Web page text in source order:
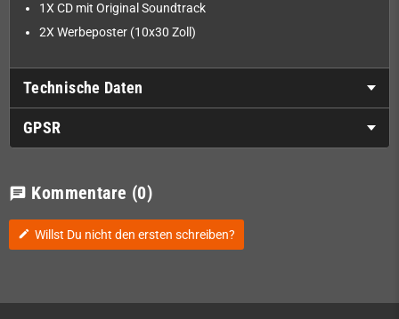
1X CD mit Original Soundtrack
2X Werbeposter (10x30 Zoll)
Technische Daten
GPSR
chat Kommentare (0)
edit Willst Du nicht den ersten schreiben?